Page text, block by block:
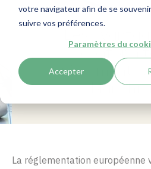
votre navigateur afin de se
suivre vos préférences.
Paramètres du
Accepter
La réglementation européenne